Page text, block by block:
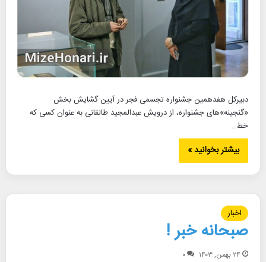
دبیرکل هفدهمین جشنواره تجسمی فجر در آیین گشایش بخش
«گنجینه»های جشنواره، از درویش عبدالمجید طالقانی به عنوان کسی که
خط…
بیشتر بخوانید »
اخبار
صبحانه خبر !
۲۴ بهمن, ۱۴۰۳ ۰